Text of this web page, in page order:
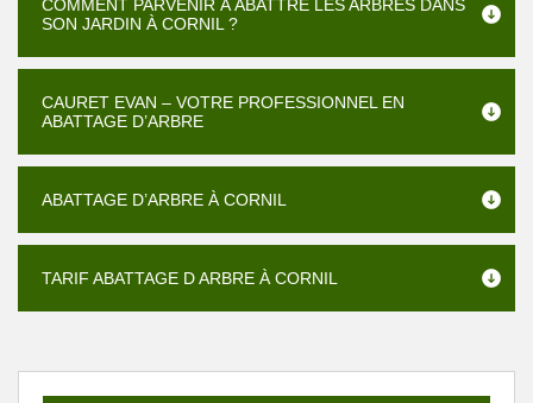
COMMENT PARVENIR À ABATTRE LES ARBRES DANS
SON JARDIN À CORNIL ?
CAURET EVAN – VOTRE PROFESSIONNEL EN
ABATTAGE D’ARBRE
ABATTAGE D’ARBRE À CORNIL
TARIF ABATTAGE D ARBRE À CORNIL